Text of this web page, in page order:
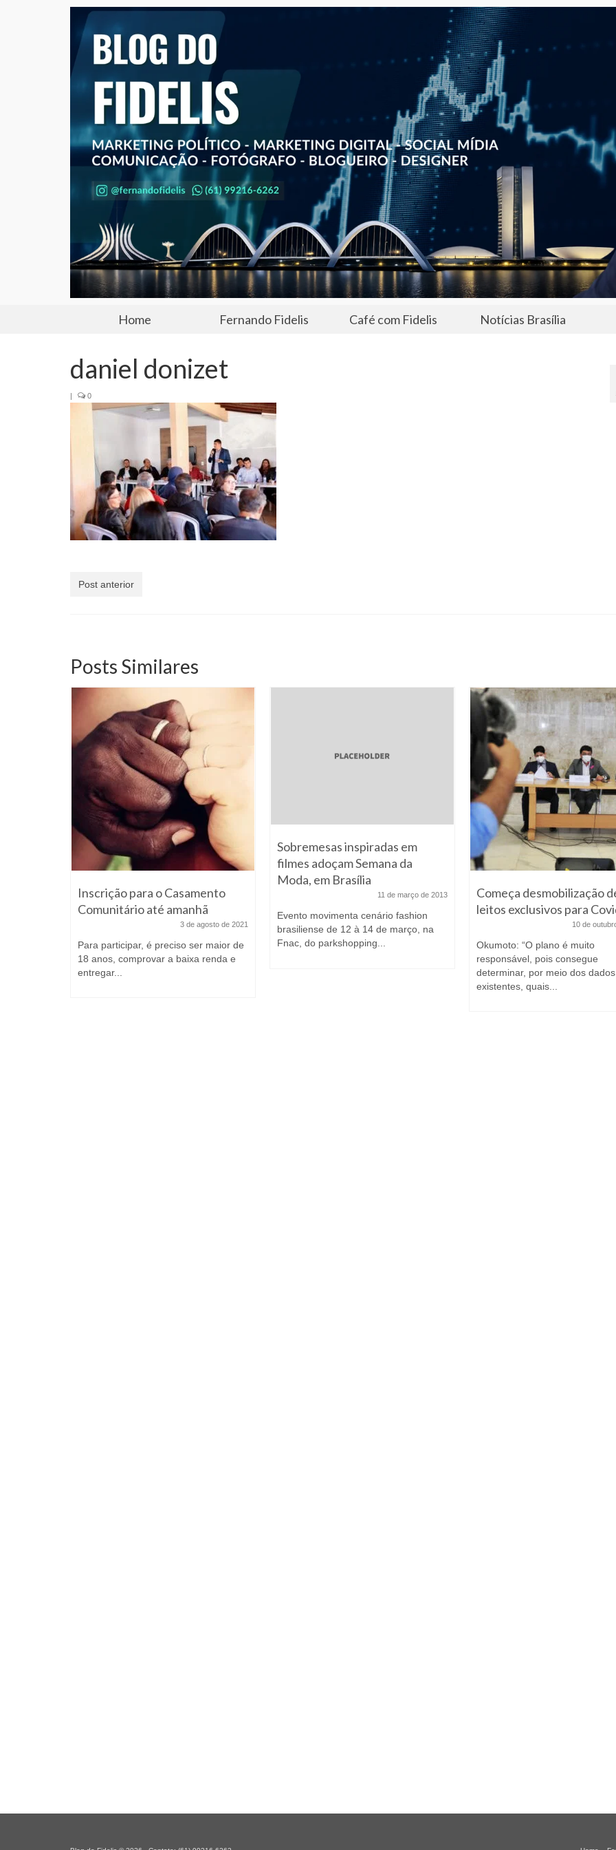
Home Fernando Fidelis Café com Fidelis Notícias Brasília
daniel donizet
| 0
Post anterior
Posts Similares
Inscrição para o Casamento
Comunitário até amanhã
3 de agosto de 2021
Para participar, é preciso ser maior de
18 anos, comprovar a baixa renda e
entregar...
Sobremesas inspiradas em
filmes adoçam Semana da
Moda, em Brasília
11 de março de 2013
Evento movimenta cenário fashion
brasiliense de 12 à 14 de março, na
Fnac, do parkshopping...
Começa desmobilização
leitos exclusivos para
10 de
Okumoto: “O plano é muito
responsável, pois consegue
determinar, por meio dos dados
existentes, quais...